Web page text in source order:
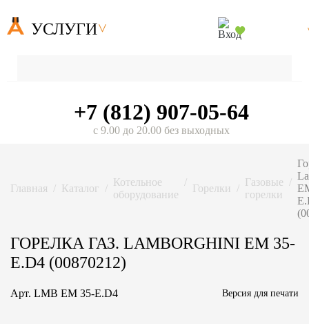
УСЛУГИ
+7 (812) 907-05-64
с 9.00 до 20.00 без выходных
Главная Каталог
Котельное
оборудование
Горелки
Газовые
горелки
ГОРЕЛКА ГАЗ. LAMBORGHINI EM 35-
E.D4 (00870212)
Арт. LMB EM 35-E.D4 Версия для печати